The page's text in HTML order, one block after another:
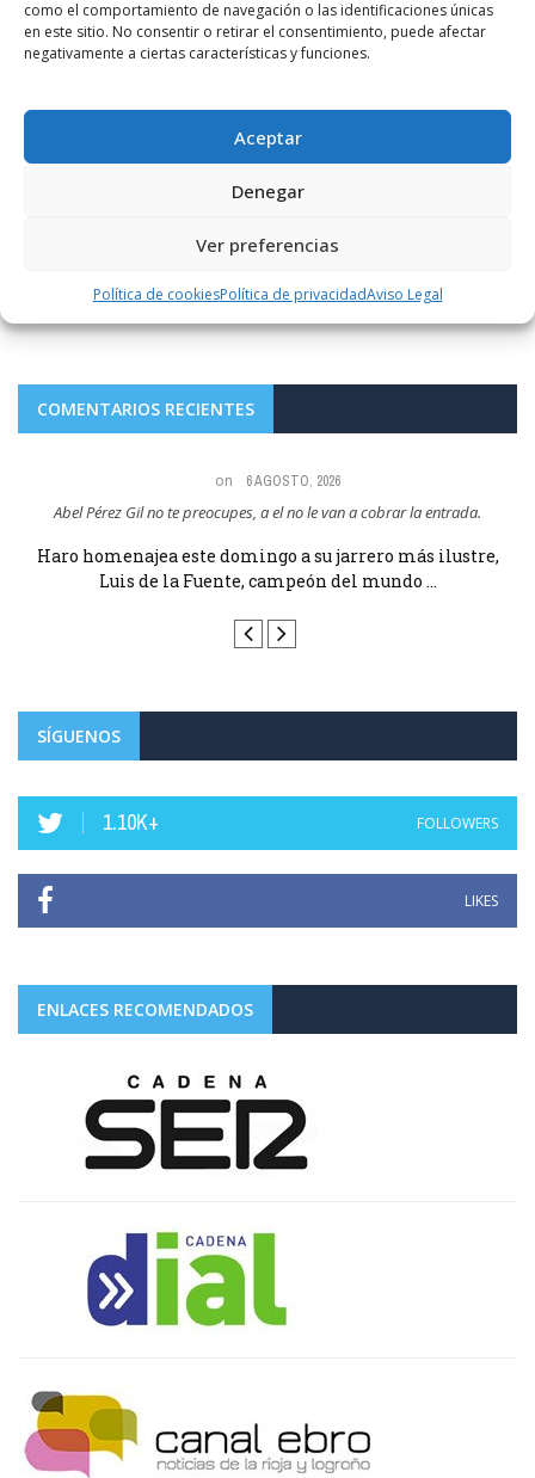
como el comportamiento de navegación o las identificaciones únicas
en este sitio. No consentir o retirar el consentimiento, puede afectar
negativamente a ciertas características y funciones.
Aceptar
Denegar
Ver preferencias
Política de cookiesPolítica de privacidadAviso Legal
El Gobierno de La Rioja invierte 25.000 euros
en la remodelación de los consultorios de
Villarta-Quintana y Grañón
comprobar el resultado de los trabajos de mejora.
COMENTARIOS RECIENTES
preocupes, a el no le van a cobrar la entrada.
este domingo a su jarrero más ilustre,
Fuente, campeón del mundo ...
Maria Angeles Lugel Y
Haro homenajea
SÍGUENOS
1.10K+ FOLLOWERS
LIKES
ENLACES RECOMENDADOS